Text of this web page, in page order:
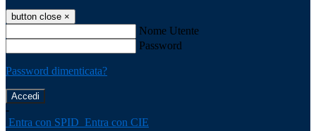
button close ×
Nome Utente
Password
Password dimenticata?
-
Entra con SPID Entra con CIE